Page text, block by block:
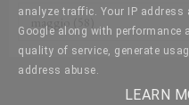
analyze traffic. Your IP address
Google along with
quality of service, generate
address abuse.
LEARN